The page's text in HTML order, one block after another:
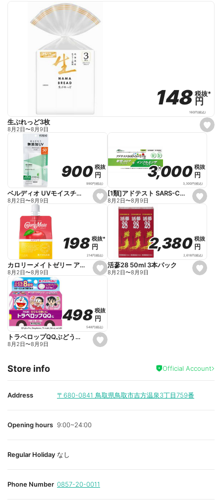
s
e
148
148税抜*
税抜*
円
円
160円(税込)
生ぶれっど3枚
8月2日〜8月9日
s
e
o
r
t
e
900
900税抜
税抜
円
円
990円(税込)
ベルディオ UVモイスチャージェルN 80g
8月2日〜8月9日
s
e
o
r
i
t
e
3,000
3,000 税抜
税抜
円
円
3,300円(税込)
[1類]アドテスト SARS-CoV-2/Flu(一般用)
8月2日〜8月9日
s
e
o
r
i
t
e
198
198税抜*
税抜*
円
円
214円(税込)
カロリーメイトゼリー アップル味 215g
8月2日〜8月9日
s
e
2,380
2,380 税抜
税抜
円
円
2,618円(税込)
活蔘28 50ml 3本パック
8月2日〜8月9日
s
e
i
t
498
498税抜
税抜
円
円
548円(税込)
トラベロップQQぶどう味 8錠
8月2日〜8月9日
Store info Official Account
Address 〒680-0841 鳥取県鳥取市吉方温泉3丁目759番
Opening hours 9:00~24:00
Regular Holiday なし
Phone Number 0857-20-0011